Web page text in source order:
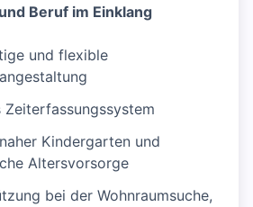
Beruf im Einklang
und flexible
Kindergarten und
Altersvorsorge
bei der Wohnraumsuche,